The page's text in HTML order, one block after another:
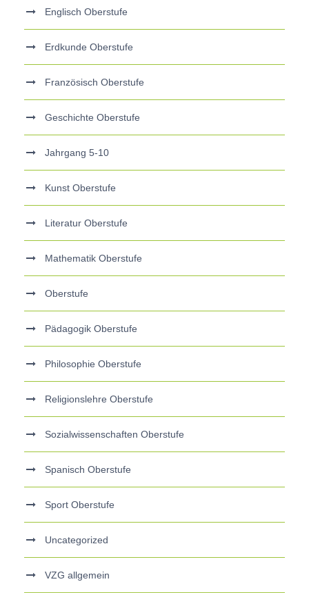
Englisch Oberstufe
Erdkunde Oberstufe
Französisch Oberstufe
Geschichte Oberstufe
Jahrgang 5-10
Kunst Oberstufe
Literatur Oberstufe
Mathematik Oberstufe
Oberstufe
Pädagogik Oberstufe
Philosophie Oberstufe
Religionslehre Oberstufe
Sozialwissenschaften Oberstufe
Spanisch Oberstufe
Sport Oberstufe
Uncategorized
VZG allgemein